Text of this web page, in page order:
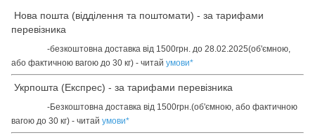
Нова пошта (відділення та поштомати) - за тарифами
перевізника
-безкоштовна доставка від 1500грн. до 28.02.2025(об'ємною,
або фактичною вагою до 30 кг) - читай умови*
Укрпошта (Експрес) - за тарифами перевізника
-Безкоштовна доставка від 1500грн.(об'ємною, або фактичною
вагою до 30 кг) - читай умови*